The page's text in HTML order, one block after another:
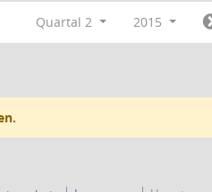
Quartal 2 2015